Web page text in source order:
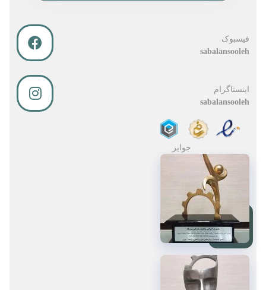
فیسبوک
sabalansooleh
اینستاگرام
sabalansooleh
جوایز